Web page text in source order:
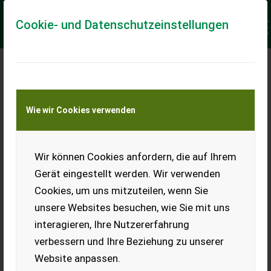
Cookie- und Datenschutzeinstellungen
Wie wir Cookies verwenden
Wir können Cookies anfordern, die auf Ihrem
Gerät eingestellt werden. Wir verwenden
Cookies, um uns mitzuteilen, wenn Sie
unsere Websites besuchen, wie Sie mit uns
interagieren, Ihre Nutzererfahrung
verbessern und Ihre Beziehung zu unserer
Website anpassen.
ENTWICKLUNG VON
ZUSTAND UND PREISEN
VON
AUF LANDWIRT.COM
ANGEBOTENEN
TRAKTOREN
Wir haben vor Kurzem über die Entwicklung des
Traktorenmarkts in Deutschland in Österreich anhand